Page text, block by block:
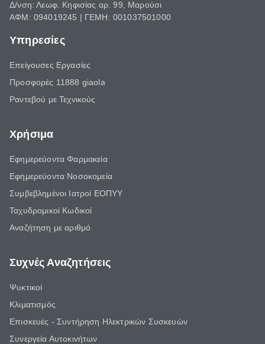
Δ/νση: Λεωφ. Κηφισίας αρ. 99, Μαρούσι
ΑΦΜ: 094019245 | ΓΕΜΗ: 001037501000
Υπηρεσίες
Επείγουσες Εργασίες
Προσφορές 11888 giaola
Ραντεβού με Τεχνικούς
Χρήσιμα
Εφημερεύοντα Φαρμακεία
Εφημερεύοντα Νοσοκομεία
Συμβεβλημένοι Ιατροί ΕΟΠΥΥ
Ταχυδρομικοί Κωδικοί
Αναζήτηση με αριθμό
Συχνές Αναζητήσεις
Ψυκτικοί
Κλιματισμός
Επισκευές - Συντήρηση Ηλεκτρικών Συσκευών
Συνεργεία Αυτοκινήτων